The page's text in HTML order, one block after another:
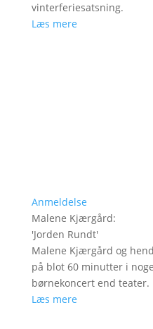
vinterferiesatsning.
Læs mere
Anmeldelse
Malene Kjærgård:
'Jorden Rundt'
Malene Kjærgård og
på blot 60 minutter i
børnekoncert end teater.
Læs mere